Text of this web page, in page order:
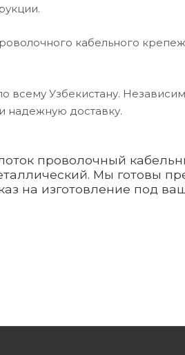
кабельного
всему Узбекистану.
надежную доставку.
проволочный
Мы готовы
на изготовление под